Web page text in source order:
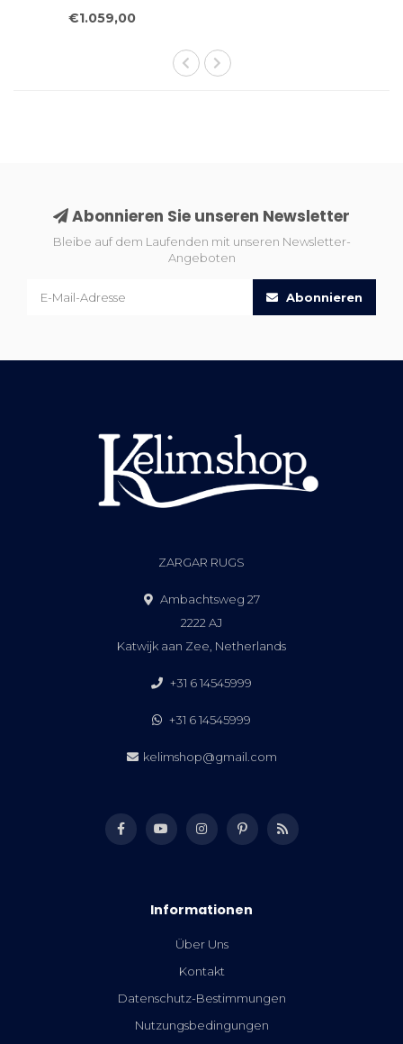
Kelim Teppich 353x269
€1.059,00
Abonnieren Sie unseren Newsletter
Bleibe auf dem Laufenden mit unseren Newsletter-
Angeboten
Abonnieren
ZARGAR RUGS
Ambachtsweg 27
2222 AJ
Katwijk aan Zee, Netherlands
+31 6 14545999
+31 6 14545999
kelimshop@gmail.com
Informationen
Über Uns
Kontakt
Datenschutz-Bestimmungen
Nutzungsbedingungen